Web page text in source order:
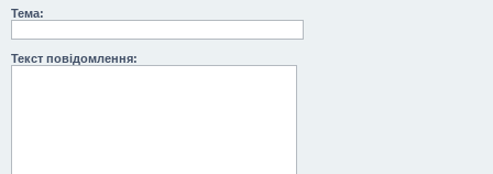
Тема:
Текст повідомлення: